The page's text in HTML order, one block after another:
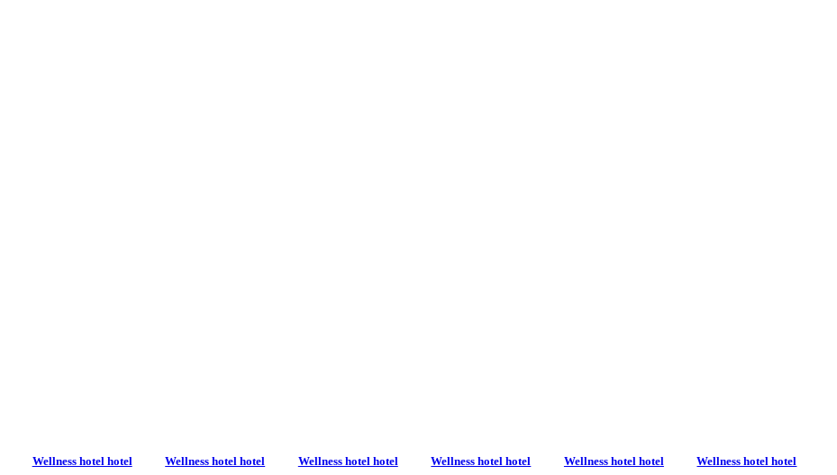
Wellness hotel hotel Wellness hotel hotel Wellness hotel hotel Wellness hotel hotel Wellness hotel hotel Wellness hotel hotel